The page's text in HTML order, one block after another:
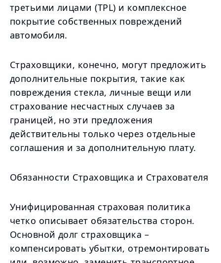
третьими лицами (TPL) и комплексное
покрытие собственных повреждений
автомобиля.
Страховщики, конечно, могут предложить
дополнительные покрытия, такие как
повреждения стекла, личные вещи или
страхование несчастных случаев за
границей, но эти предложения
действительны только через отдельные
соглашения и за дополнительную плату.
Обязанности Страховщика и Страхователя
Унифицированная страховая политика
четко описывает обязательства сторон.
Основной долг страховщика –
компенсировать убытки, отремонтировать